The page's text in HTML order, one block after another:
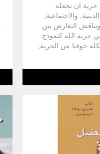
ان نجعله
والاجتماعية,
التعارض بين
حرية الله كنموذج
خوفنا من الحرية,